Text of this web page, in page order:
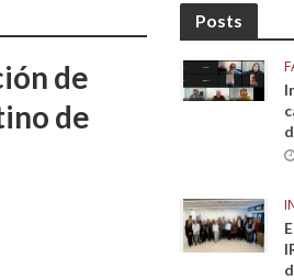
de
de
Posts